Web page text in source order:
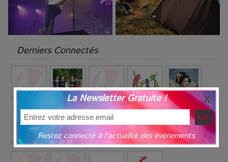
Derniers Connectés
La Newsletter Gratuite !
Restez connecté à l'actualité des événements